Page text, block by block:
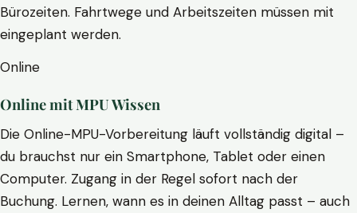
Bürozeiten. Fahrtwege und Arbeitszeiten müssen mit
eingeplant werden.
Online
Online mit MPU Wissen
Die Online-MPU-Vorbereitung läuft vollständig digital –
du brauchst nur ein Smartphone, Tablet oder einen
Computer. Zugang in der Regel sofort nach der
Buchung. Lernen, wann es in deinen Alltag passt – auch